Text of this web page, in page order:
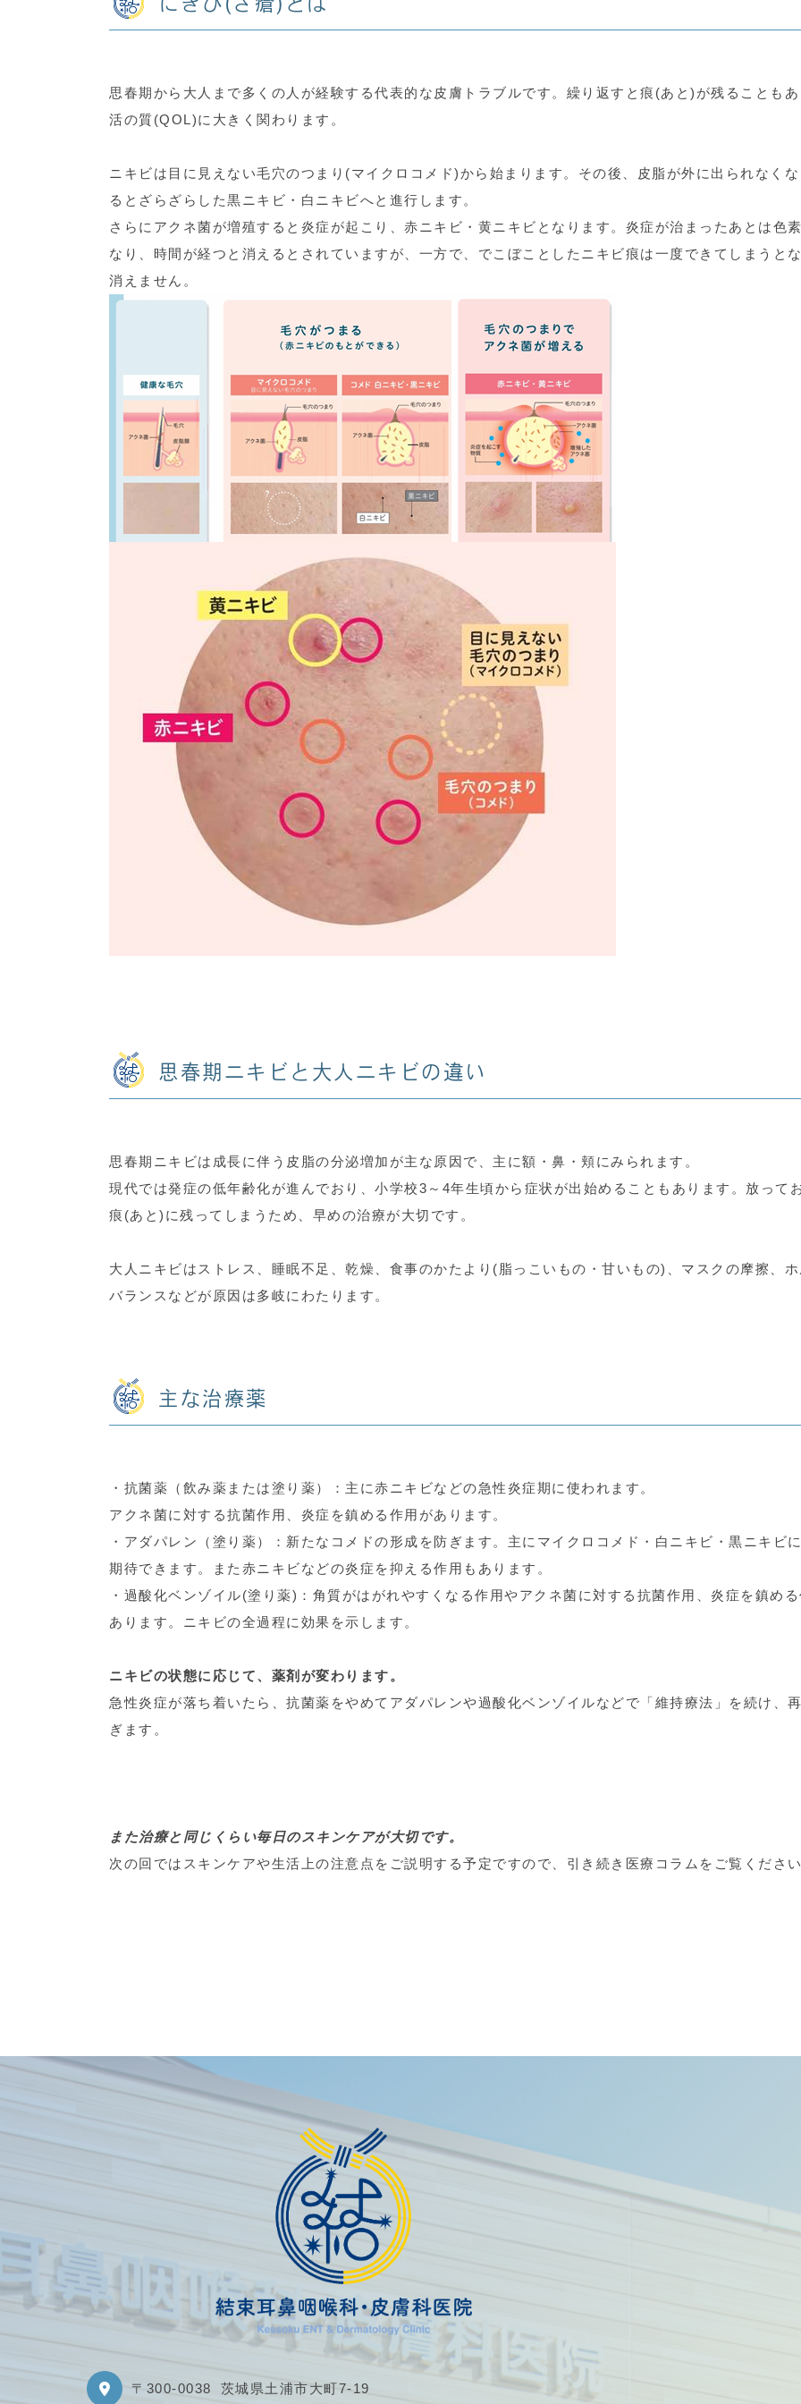
思春期から大人まで多くの人が経験する代表的な皮膚トラブルです。繰り返すと痕(あと)が残ることも
活の質(QOL)に大きく関わります。
ニキビは目に見えない毛穴のつまり(マイクロコメド)から始まります。その後、皮脂が外に出られなく
るとざらざらした黒ニキビ・白ニキビへと進行します。
さらにアクネ菌が増殖すると炎症が起こり、赤ニキビ・黄ニキビとなります。炎症が治まったあとは色
なり、時間が経つと消えるとされていますが、一方で、でこぼことしたニキビ痕は一度できてしまうと
消えません。
思春期ニキビと大人ニキビの違い
思春期ニキビは成長に伴う皮脂の分泌増加が主な原因で、主に額・鼻・頬にみられます。
現代では発症の低年齢化が進んでおり、小学校3～4年生頃から症状が出始めることもあります。放って
痕(あと)に残ってしまうため、早めの治療が大切です。
大人ニキビはストレス、睡眠不足、乾燥、食事のかたより(脂っこいもの・甘いもの)、マスクの摩擦、
バランスなどが原因は多岐にわたります。
主な治療薬
・抗菌薬（飲み薬または塗り薬）：主に赤ニキビなどの急性炎症期に使われます。
アクネ菌に対する抗菌作用、炎症を鎮める作用があります。
・アダパレン（塗り薬）：新たなコメドの形成を防ぎます。主にマイクロコメド・白ニキビ・黒ニキビ
期待できます。また赤ニキビなどの炎症を抑える作用もあります。
・過酸化ベンゾイル(塗り薬)：角質がはがれやすくなる作用やアクネ菌に対する抗菌作用、炎症を鎮め
あります。ニキビの全過程に効果を示します。
ニキビの状態に応じて、薬剤が変わります。
急性炎症が落ち着いたら、抗菌薬をやめてアダパレンや過酸化ベンゾイルなどで「維持療法」を続け、
ぎます。
また治療と同じくらい毎日のスキンケアが大切です。
次の回ではスキンケアや生活上の注意点をご説明する予定ですので、引き続き医療コラムをご覧くださ
〒300-0038 茨城県土浦市大町7-19